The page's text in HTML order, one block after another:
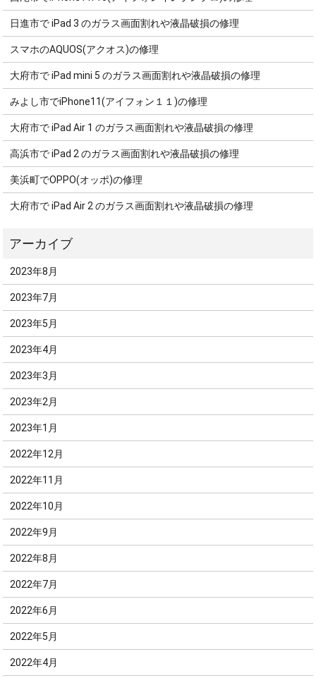
日進市で iPad 3 のガラス画面割れや液晶破損の修理
スマホのAQUOS(アクオス)の修理
大府市で iPad mini 5 のガラス画面割れや液晶破損の修理
みよし市でiPhone11(アイフォン１１)の修理
大府市で iPad Air 1 のガラス画面割れや液晶破損の修理
高浜市で iPad 2 のガラス画面割れや液晶破損の修理
美浜町でOPPO(オッポ)の修理
大府市で iPad Air 2 のガラス画面割れや液晶破損の修理
2023年8月
2023年7月
2023年5月
2023年4月
2023年3月
2023年2月
2023年1月
2022年12月
2022年11月
2022年10月
2022年9月
2022年8月
2022年7月
2022年6月
2022年5月
2022年4月